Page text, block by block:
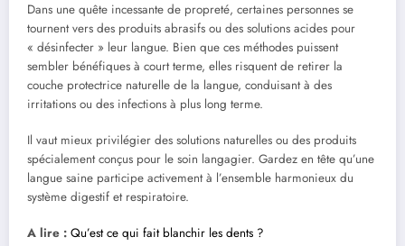
Dans une quête incessante de propreté, certaines personnes se
tournent vers des produits abrasifs ou des solutions acides pour
« désinfecter » leur langue. Bien que ces méthodes puissent
sembler bénéfiques à court terme, elles risquent de retirer la
couche protectrice naturelle de la langue, conduisant à des
irritations ou des infections à plus long terme.
Il vaut mieux privilégier des solutions naturelles ou des produits
spécialement conçus pour le soin langagier. Gardez en tête qu’une
langue saine participe activement à l’ensemble harmonieux du
système digestif et respiratoire.
A lire : Qu’est ce qui fait blanchir les dents ?